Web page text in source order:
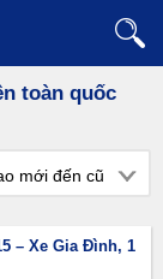
toàn quốc
mới đến cũ
– Xe Gia Đình, 1